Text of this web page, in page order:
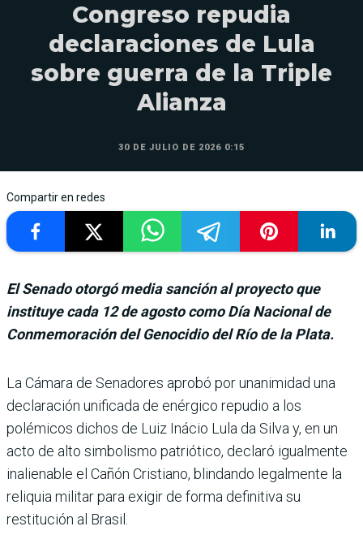
Congreso repudia
declaraciones de Lula
sobre guerra de la Triple
Alianza
30 DE JULIO DE 2026 0:15
Compartir en redes
El Senado otorgó media sanción al proyecto que
instituye cada 12 de agosto como Día Nacional de
Conmemoración del Genocidio del Río de la Plata.
La Cámara de Senado­res aprobó por una­nimidad una
decla­ración unificada de enérgico repudio a los
polémicos dichos de Luiz Inácio Lula da Silva y, en un
acto de alto sim­bolismo patriótico, declaró igualmente
inalienable el Cañón Cristiano, blindando legalmente la
reliquia mili­tar para exigir de forma defi­nitiva su
restitución al Brasil.